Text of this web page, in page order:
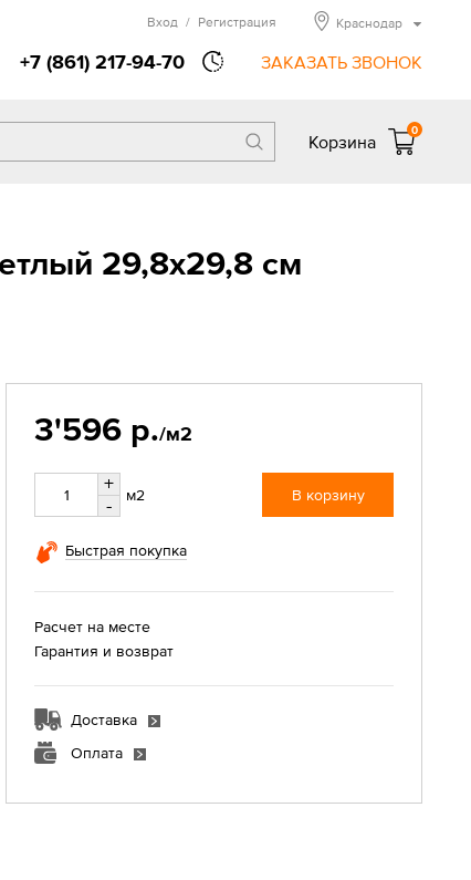
+7 (861) 217-94-70 ЗАКАЗАТЬ ЗВОНОК
Вход / Регистрация Краснодар
Корзина
0
29,8x29,8 см
3'596 р./м2
+
-
м2 В корзину
Быстрая покупка
Расчет на месте
Гарантия и возврат
Доставка
Оплата